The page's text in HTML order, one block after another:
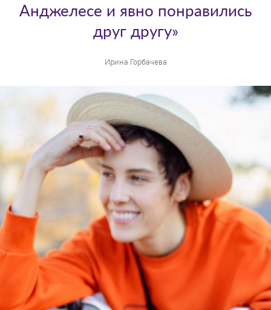
Ирина Горбачева
Анджелесе и явно понравились
друг другу»